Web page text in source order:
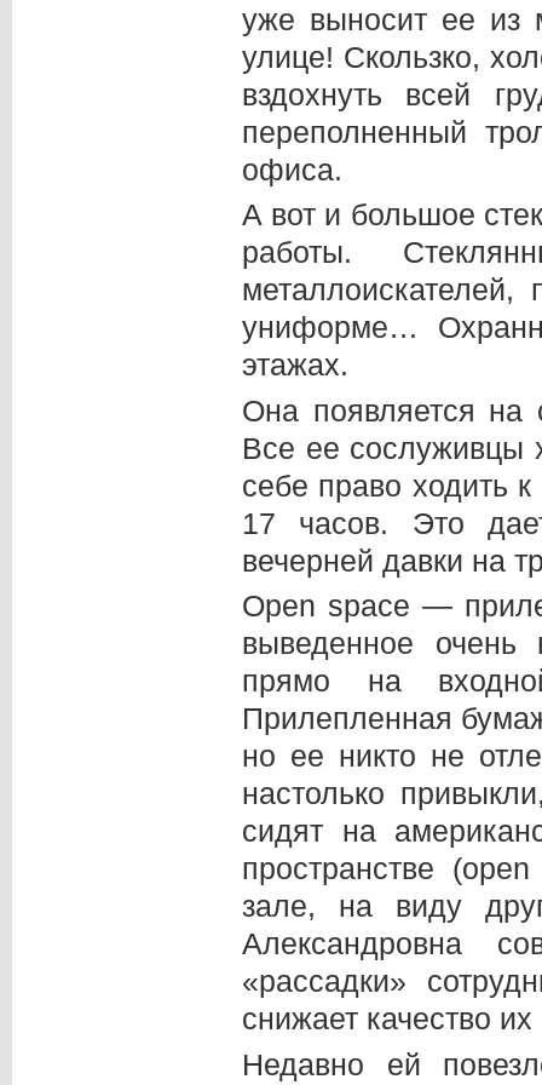
уже выносит ее из
улице! Скользко,
вздохнуть всей
переполненный
офиса.
А вот и большое
работы.
униформе…
этажах.
Она появляется на
Все ее сослуживцы
себе право ходить
17 часов. Это
вечерней давки на
Open space —
выведенное
прямо на
Прилепленная
но ее никто не
настолько
сидят на
пространстве
зале, на виду
Александровна
«рассадки»
снижает качество
Недавно ей